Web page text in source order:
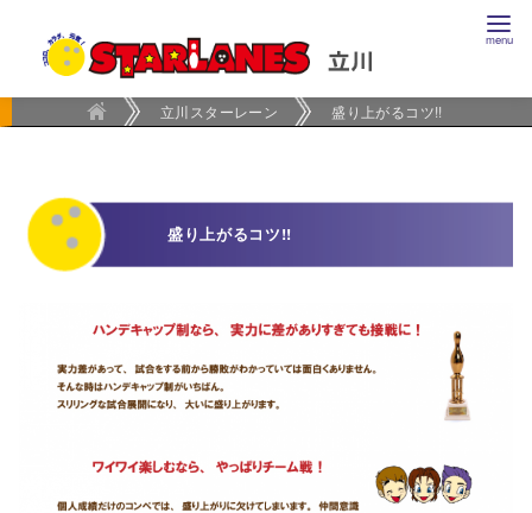
立川スターレーン 盛り上がるコツ!!
盛り上がるコツ!!